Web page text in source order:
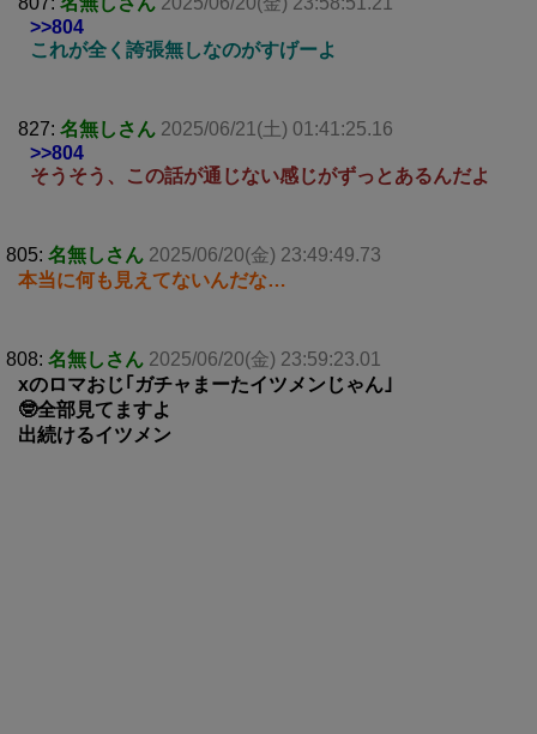
>>804
これが全く誇張無しなのがすげーよ
827: 名無しさん 2025/06/21(土) 01:41:25.16
>>804
そうそう、この話が通じない感じがずっとあるんだよ
805: 名無しさん 2025/06/20(金) 23:49:49.73
本当に何も見えてないんだな…
808: 名無しさん 2025/06/20(金) 23:59:23.01
xのロマおじ｢ガチャまーたイツメンじゃん｣
🤓全部見てますよ
出続けるイツメン